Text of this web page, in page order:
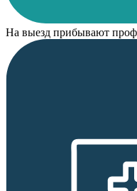
На выезд прибывают